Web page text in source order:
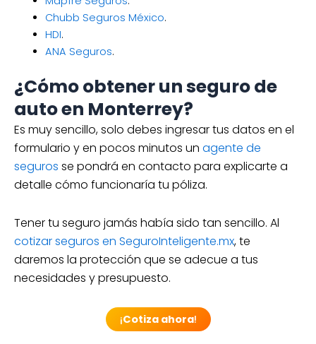
Chubb Seguros México.
HDI.
ANA Seguros.
¿Cómo obtener un seguro de
auto en Monterrey?
Es muy sencillo, solo debes ingresar tus datos en el
formulario y en pocos minutos un agente de
seguros se pondrá en contacto para explicarte a
detalle cómo funcionaría tu póliza.
Tener tu seguro jamás había sido tan sencillo. Al
cotizar seguros en SeguroInteligente.mx, te
daremos la protección que se adecue a tus
necesidades y presupuesto.
¡Cotiza ahora!